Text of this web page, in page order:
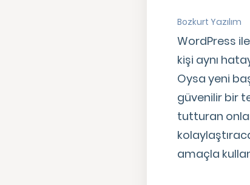
Bozkurt Yazılım
WordPress
kişi aynı
Oysa yeni
güvenilir bir
tutturan
amaçla